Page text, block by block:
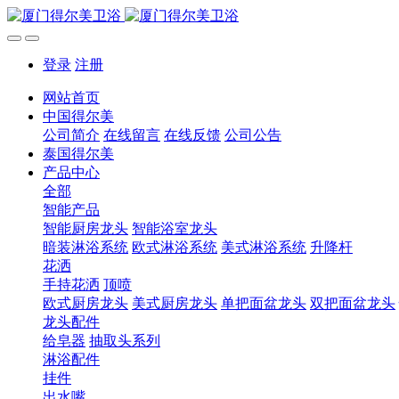
登录 注册
网站首页
中国得尔美
公司简介 在线留言 在线反馈 公司公告
泰国得尔美
产品中心
全部
智能产品
智能厨房龙头 智能浴室龙头
暗装淋浴系统 欧式淋浴系统 美式淋浴系统 升降杆
花洒
手持花洒 顶喷
欧式厨房龙头 美式厨房龙头 单把面盆龙头 双把面盆龙头
龙头配件
给皂器 抽取头系列
淋浴配件
挂件